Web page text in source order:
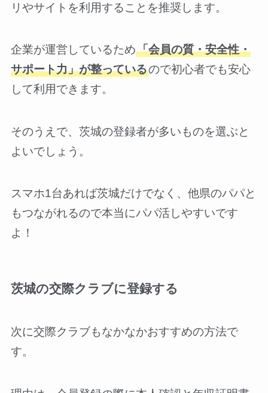
リやサイトを利用することを推奨します。
企業が運営しているため「会員の質・安全性・
サポート力」が整っているので初心者でも安心
して利用できます。
そのうえで、茨城の登録者が多いものを選ぶと
よいでしょう。
スマホ1台あれば茨城だけでなく、他県のパパと
もつながれるので本当にパパ活しやすいです
よ！
茨城の交際クラブに登録する
次に交際クラブもなかなかおすすめの方法で
す。